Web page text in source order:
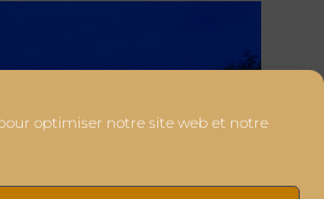
optimiser notre site web et notre